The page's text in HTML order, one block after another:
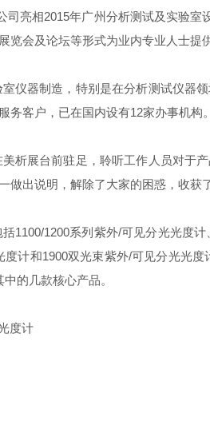
相2015年广州分析测试及实验室
览会及论坛等形式为业内专业人士提
器制造，特别是在分析测试仪器领
客户，已在国内设有12家办事机构。
展台前驻足，聆听工作人员对于产
做出说明，解除了大家的困惑，收获
1200系列紫外/可见分光光度计
计和1900双光束紫外/可见分光光
的几款核心产品。
度计